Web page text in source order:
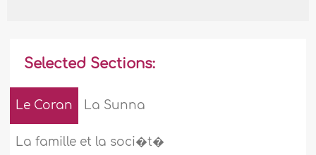
Selected Sections:
Le Coran La Sunna
La famille et la soci�t�